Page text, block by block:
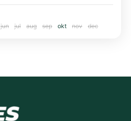
jun jul aug sep okt nov dec